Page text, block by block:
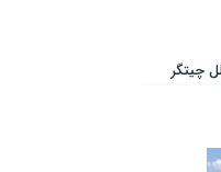
چیتگر